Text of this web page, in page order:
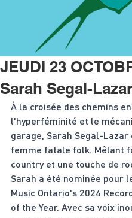
JEUDI 23
Sarah Segal-
À la croisée des chemins
l'hyperféminité et le
garage, Sarah Segal-Lazar
femme fatale folk. Mêlant
country et une touche de
Sarah a été nominée pour
Music Ontario's 2024
of the Year. Avec sa voix